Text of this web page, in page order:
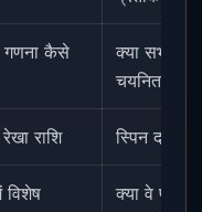
गणना कैसे
क्या सभी
चयनित हैं।.
राशि स्पिन दबाने
विशेष
क्या वे